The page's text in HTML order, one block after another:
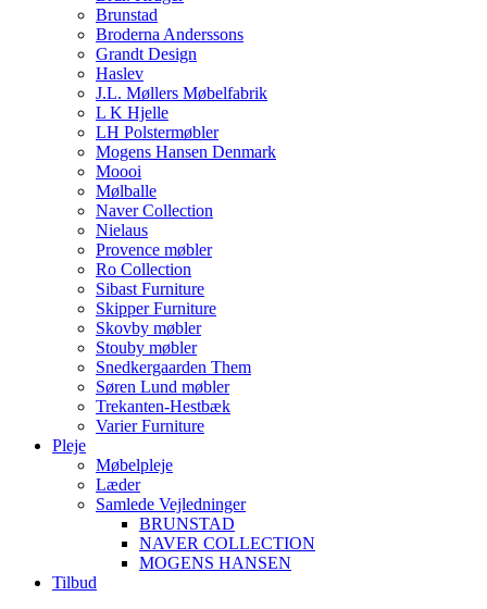
Brunstad
Broderna Anderssons
Grandt Design
Haslev
J.L. Møllers Møbelfabrik
L K Hjelle
LH Polstermøbler
Mogens Hansen Denmark
Moooi
Mølballe
Naver Collection
Nielaus
Provence møbler
Ro Collection
Sibast Furniture
Skipper Furniture
Skovby møbler
Stouby møbler
Snedkergaarden Them
Søren Lund møbler
Trekanten-Hestbæk
Varier Furniture
Pleje
Møbelpleje
Læder
Samlede Vejledninger
BRUNSTAD
NAVER COLLECTION
MOGENS HANSEN
Tilbud